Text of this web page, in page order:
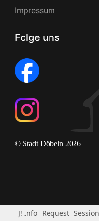
Impressum
Folge uns
© Stadt Döbeln 2026
J! Info Request Session